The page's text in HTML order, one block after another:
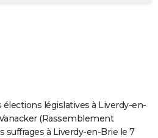
élections législatives à Liverdy-en-
(Rassemblement
suffrages à Liverdy-en-Brie le 7